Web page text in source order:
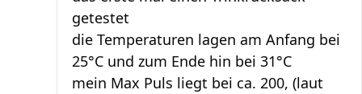
getestet
die Temperaturen lagen am Anfang bei
25°C und zum Ende hin bei 31°C
mein Max Puls liegt bei ca. 200, (laut